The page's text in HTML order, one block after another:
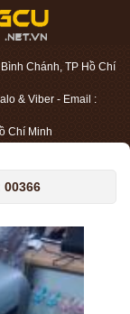
Chánh, TP Hồ Chí
& Viber - Email :
Chí Minh
00366